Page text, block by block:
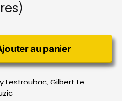
au panier
Lestroubac, Gilbert Le